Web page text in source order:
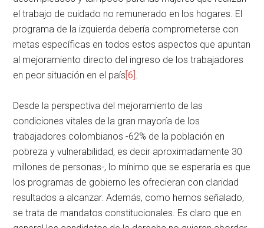
el trabajo de cuidado no remunerado en los hogares. El
programa de la izquierda debería comprometerse con
metas específicas en todos estos aspectos que apuntan
al mejoramiento directo del ingreso de los trabajadores
en peor situación en el país[6].
Desde la perspectiva del mejoramiento de las
condiciones vitales de la gran mayoría de los
trabajadores colombianos -62% de la población en
pobreza y vulnerabilidad, es decir aproximadamente 30
millones de personas-, lo mínimo que se esperaría es que
los programas de gobierno les ofrecieran con claridad
resultados a alcanzar. Además, como hemos señalado,
se trata de mandatos constitucionales. Es claro que en